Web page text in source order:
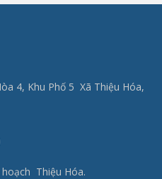
4, Khu Phố 5 Xã Thiệu Hóa,
Thiệu Hóa.